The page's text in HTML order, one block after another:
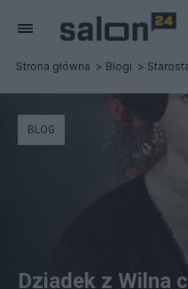
Strona główna Blogi
BLOG
Dziadek z Wilna